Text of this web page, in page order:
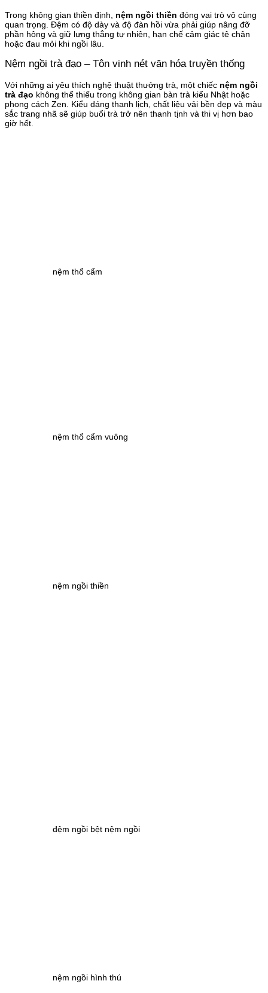
Trong không gian thiền định, nệm ngồi thiền đóng vai trò vô cùng
quan trọng. Đệm có độ dày và độ đàn hồi vừa phải giúp nâng đỡ
phần hông và giữ lưng thẳng tự nhiên, hạn chế cảm giác tê chân
hoặc đau mỏi khi ngồi lâu.
Nệm ngồi trà đạo – Tôn vinh nét văn hóa truyền thống
Với những ai yêu thích nghệ thuật thưởng trà, một chiếc nệm ngồi
trà đạo không thể thiếu trong không gian bàn trà kiểu Nhật hoặc
phong cách Zen. Kiểu dáng thanh lịch, chất liệu vải bền đẹp và màu
sắc trang nhã sẽ giúp buổi trà trở nên thanh tịnh và thi vị hơn bao
giờ hết.
nệm thổ cẩm
nệm thổ cẩm vuông
nệm ngồi thiền
đệm ngồi bệt nệm ngồi
nệm ngồi hình thú